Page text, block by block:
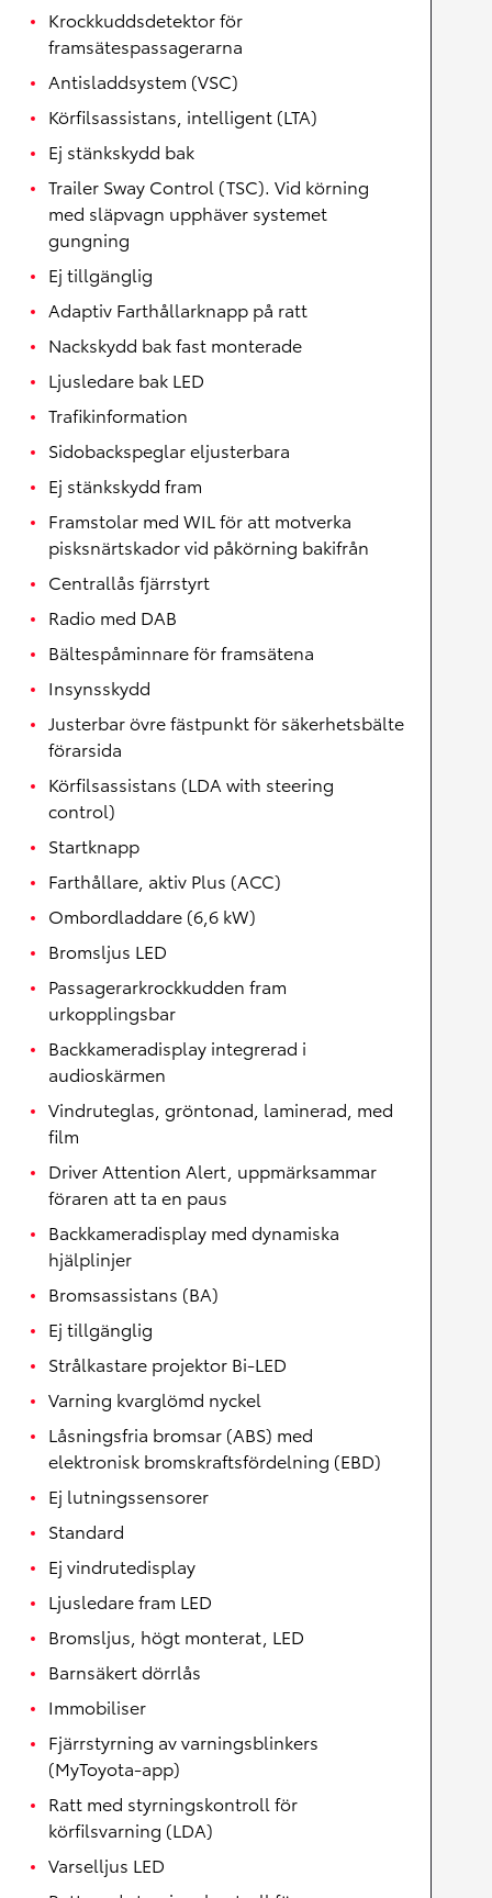
Krockkuddsdetektor för
framsätespassagerarna
Antisladdsystem (VSC)
Körfilsassistans, intelligent (LTA)
Ej stänkskydd bak
Trailer Sway Control (TSC). Vid körning
med släpvagn upphäver systemet
gungning
Ej tillgänglig
Adaptiv Farthållarknapp på ratt
Nackskydd bak fast monterade
Ljusledare bak LED
Trafikinformation
Sidobackspeglar eljusterbara
Ej stänkskydd fram
Framstolar med WIL för att motverka
pisksnärtskador vid påkörning bakifrån
Centrallås fjärrstyrt
Radio med DAB
Bältespåminnare för framsätena
Insynsskydd
Justerbar övre fästpunkt för säkerhetsbälte
förarsida
Körfilsassistans (LDA with steering
control)
Startknapp
Farthållare, aktiv Plus (ACC)
Ombordladdare (6,6 kW)
Bromsljus LED
Passagerarkrockkudden fram
urkopplingsbar
Backkameradisplay integrerad i
audioskärmen
Vindruteglas, gröntonad, laminerad, med
film
Driver Attention Alert, uppmärksammar
föraren att ta en paus
Backkameradisplay med dynamiska
hjälplinjer
Bromsassistans (BA)
Ej tillgänglig
Strålkastare projektor Bi-LED
Varning kvarglömd nyckel
Låsningsfria bromsar (ABS) med
elektronisk bromskraftsfördelning (EBD)
Ej lutningssensorer
Standard
Ej vindrutedisplay
Ljusledare fram LED
Bromsljus, högt monterat, LED
Barnsäkert dörrlås
Immobiliser
Fjärrstyrning av varningsblinkers
(MyToyota-app)
Ratt med styrningskontroll för
körfilsvarning (LDA)
Varselljus LED